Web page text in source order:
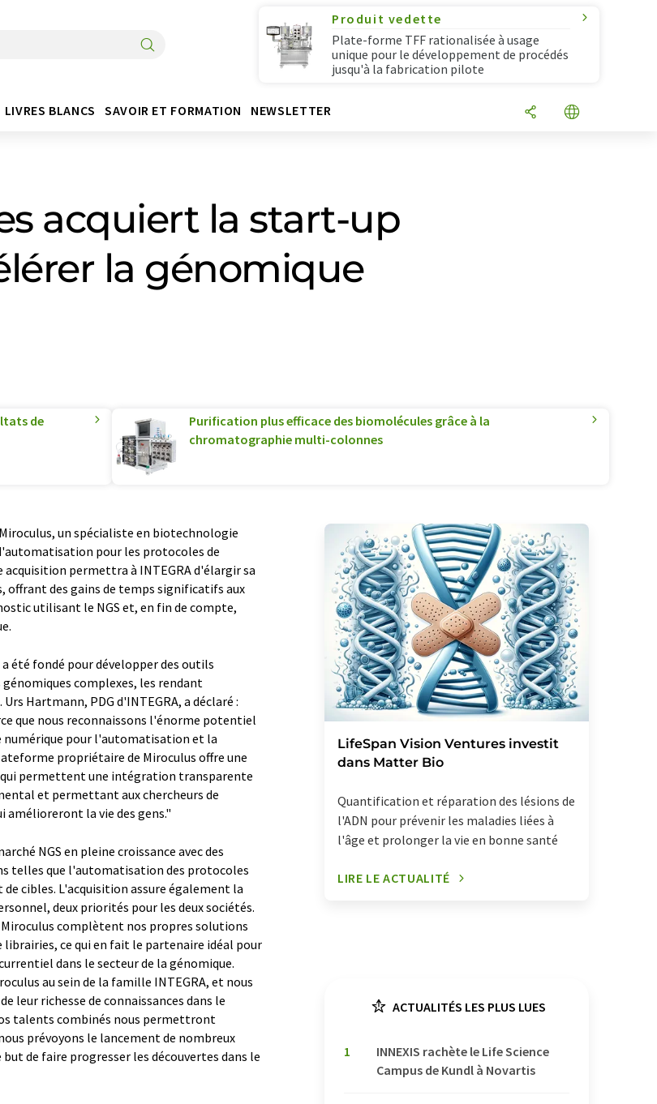
Produit vedette
Plate-forme TFF rationalisée à usage
unique pour le développement de procédés
jusqu'à la fabrication pilote
LIVRES BLANCS SAVOIR ET FORMATION NEWSLETTER
acquiert la start-up
la génomique
de
Purification plus efficace des biomolécules grâce à la
chromatographie multi-colonnes
un spécialiste en biotechnologie
pour les protocoles de
permettra à INTEGRA d'élargir sa
des gains de temps significatifs aux
utilisant le NGS et, en fin de compte,
été fondé pour développer des outils
complexes, les rendant
Hartmann, PDG d'INTEGRA, a déclaré :
que nous reconnaissons l'énorme potentiel
pour l'automatisation et la
propriétaire de Miroculus offre une
permettent une intégration transparente
et permettant aux chercheurs de
amélioreront la vie des gens."
NGS en pleine croissance avec des
telles que l'automatisation des protocoles
cibles. L'acquisition assure également la
deux priorités pour les deux sociétés.
complètent nos propres solutions
ce qui en fait le partenaire idéal pour
dans le secteur de la génomique.
au sein de la famille INTEGRA, et nous
leur richesse de connaissances dans le
talents combinés nous permettront
prévoyons le lancement de nombreux
de faire progresser les découvertes dans le
LifeSpan Vision Ventures investit
dans Matter Bio
Quantification et réparation des lésions de
l'ADN pour prévenir les maladies liées à
l'âge et prolonger la vie en bonne santé
LIRE LE ACTUALITÉ
ACTUALITÉS LES PLUS LUES
1
INNEXIS rachète le Life Science
Campus de Kundl à Novartis